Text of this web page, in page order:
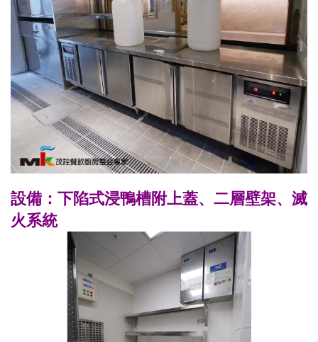
設備：下陷式浸鴨槽附上蓋、二層壁架、滅
火系統